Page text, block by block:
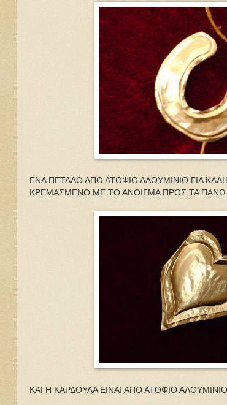
ΕΝΑ ΠΕΤΑΛΟ ΑΠΟ ΑΤΟΦΙΟ ΑΛΟΥΜΙΝΙΟ ΓΙΑ
ΚΡΕΜΑΣΜΕΝΟ ΜΕ ΤΟ ΑΝΟΙΓΜΑ ΠΡΟΣ ΤΑ ΠΑΝΩ
ΚΑΙ Η ΚΑΡΔΟΥΛΑ ΕΙΝΑΙ ΑΠΟ ΑΤΟΦΙΟ